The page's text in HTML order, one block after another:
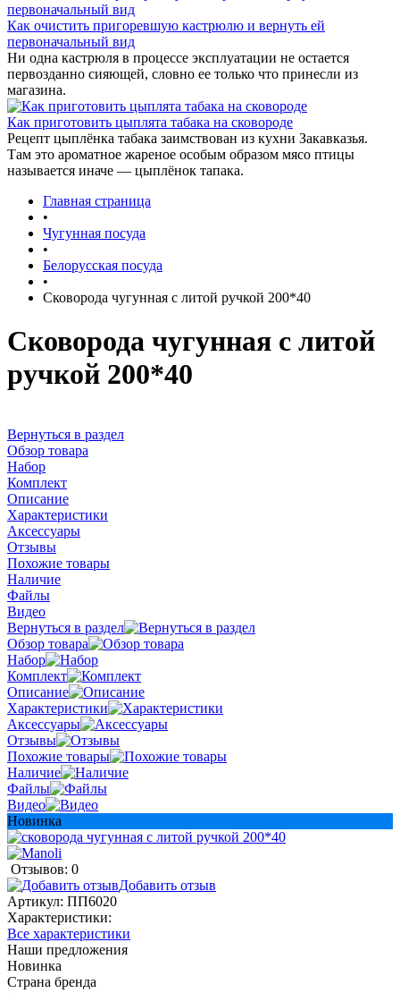
Как очистить пригоревшую кастрюлю и вернуть ей
первоначальный вид
Ни одна кастрюля в процессе эксплуатации не остается
первозданно сияющей, словно ее только что принесли из
магазина.
Как приготовить цыплята табака на сковороде
Рецепт цыплёнка табака заимствован из кухни Закавказья.
Там это ароматное жареное особым образом мясо птицы
называется иначе — цыплёнок тапака.
Главная страница
•
Чугунная посуда
•
Белорусская посуда
•
Сковорода чугунная с литой ручкой 200*40
Сковорода чугунная с литой
ручкой 200*40
Вернуться в раздел
Обзор товара
Набор
Комплект
Описание
Характеристики
Аксессуары
Отзывы
Похожие товары
Наличие
Файлы
Видео
Вернуться в раздел
Обзор товара
Набор
Комплект
Описание
Характеристики
Аксессуары
Отзывы
Похожие товары
Наличие
Файлы
Видео
Новинка
Отзывов: 0
Добавить отзыв
Артикул: ПП6020
Характеристики:
Все характеристики
Наши предложения
Новинка
Страна бренда